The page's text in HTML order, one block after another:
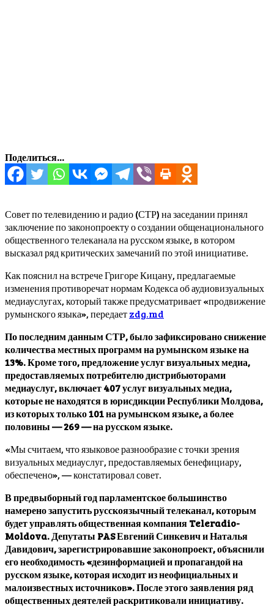
Поделиться...
Совет по телевидению и радио (СТР) на заседании принял
заключение по законопроекту о создании общенационального
общественного телеканала на русском языке, в котором
высказал ряд критических замечаний по этой инициативе.
Как пояснил на встрече Григоре Кицану, предлагаемые
изменения противоречат нормам Кодекса об аудиовизуальных
медиауслугах, который также предусматривает «продвижение
румынского языка», передаетzdg.md
По последним данным СТР, было зафиксировано снижение
количества местных программ на румынском языке на
13%. Кроме того, предложение услуг визуальных медиа,
предоставляемых потребителю дистрибьюторами
медиауслуг, включает 407 услуг визуальных медиа,
которые не находятся в юрисдикции Республики Молдова,
из которых только 101 на румынском языке, а более
половины — 269 — на русском языке.
«Мы считаем, что языковое разнообразие с точки зрения
визуальных медиауслуг, предоставляемых бенефициару,
обеспечено», — констатировал совет.
В предвыборный год парламентское большинство
намерено запустить русскоязычный телеканал, которым
будет управлять общественная компания Teleradio-
Moldova. Депутаты PAS Евгений Синкевич и Наталья
Давидович, зарегистрировавшие законопроект, объяснили
его необходимость «дезинформацией и пропагандой на
русском языке, которая исходит из неофициальных и
малоизвестных источников». После этого заявления ряд
общественных деятелей раскритиковали инициативу.